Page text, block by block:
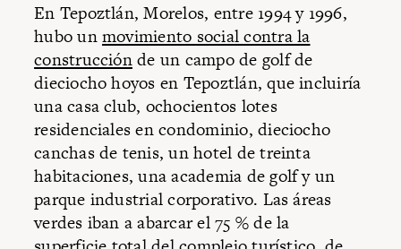
En Tepoztlán, Morelos, entre 1994 y 1996,
hubo unmovimiento social contra la
construcciónde un campo de golf de
dieciocho hoyos en Tepoztlán, que incluiría
una casa club, ochocientos lotes
residenciales en condominio, dieciocho
canchas de tenis, un hotel de treinta
habitaciones, una academia de golf y un
parque industrial corporativo. Las áreas
verdes iban a abarcar el 75 % de la